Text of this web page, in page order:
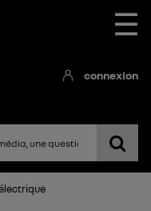
☰
connexion